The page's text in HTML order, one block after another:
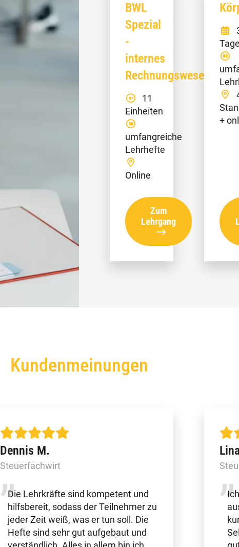
BWL
Spezial
-
internes
Rechnungswesen
11
Einheiten
umfangreiche
Lehrhefte
Online
Zum
Lehrgang
Tage
+
Kundenmeinungen
Dennis M.
Steuerfachwirt
Die Lehrkräfte sind kompetent und
hilfsbereit, sodass der Teilnehmer zu
jeder Zeit weiß, was er tun soll. Die
Hefte sind sehr gut aufgebaut und